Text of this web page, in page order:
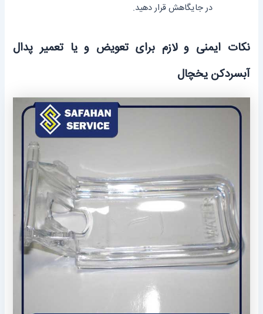
در جایگاهش قرار دهید.
نکات ایمنی و لازم برای تعویض و یا تعمیر پدال
آبسردکن یخچال